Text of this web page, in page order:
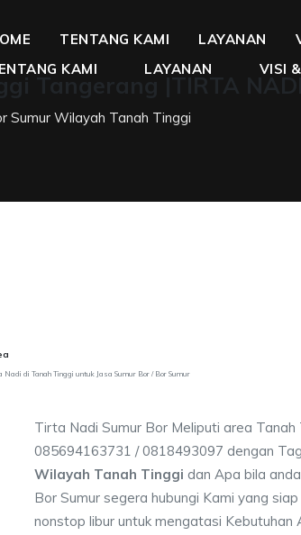
TENTANG KAMI LAYANAN
Sumur Wilayah Tanah Tinggi
Nadi di Tanah Tinggi untuk Jasa Sumur Bor / Bor Sumur
Tirta Nadi Sumur Bor Meliputi area Tanah
085694163731 / 0818493097 dengan
Wilayah Tanah Tinggi dan Apa bila
Bor Sumur segera hubungi Kami yang
nonstop libur untuk mengatasi Kebutuhan
KAMI LAYANAN VISI